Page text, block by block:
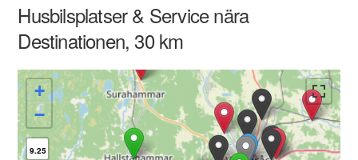
Husbilsplatser & Service nära
Destinationen, 30 km
+
−
9.25